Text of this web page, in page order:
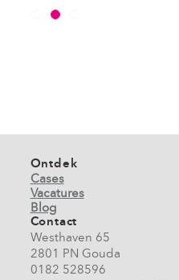
Ontdek
Cases
Vacatures
Blog
Contact
Westhaven 65
2801 PN Gouda
0182 528596